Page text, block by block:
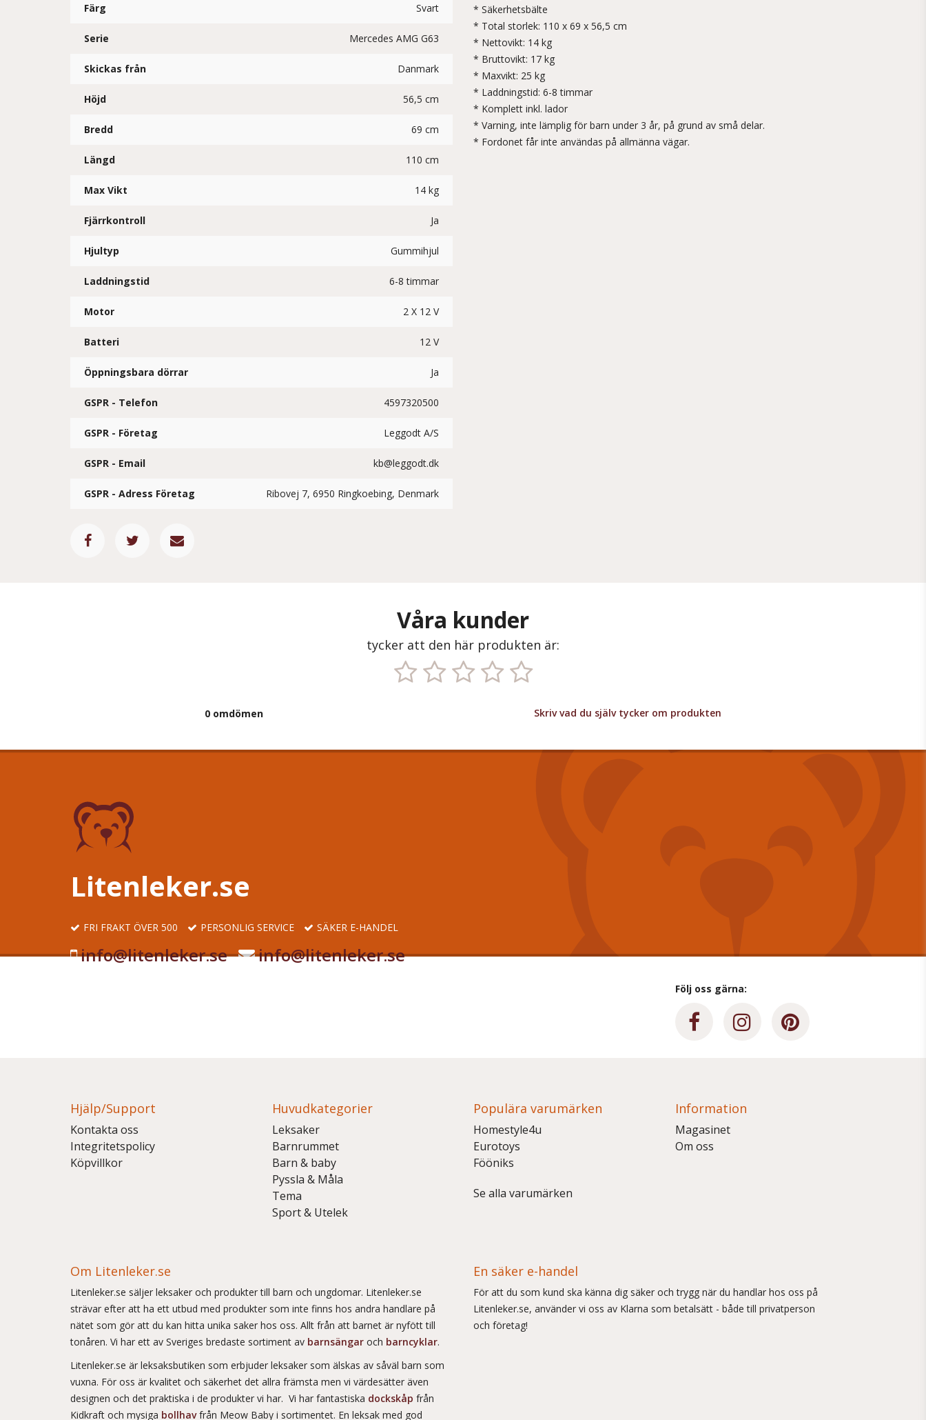
Färg Svart
Serie Mercedes AMG G63
Skickas från Danmark
Höjd 56,5 cm
Bredd 69 cm
Längd 110 cm
Max Vikt 14 kg
Fjärrkontroll Ja
Hjultyp Gummihjul
Laddningstid 6-8 timmar
Motor 2 X 12 V
Batteri 12 V
Öppningsbara dörrar Ja
GSPR - Telefon 4597320500
GSPR - Företag Leggodt A/S
GSPR - Email kb@leggodt.dk
GSPR - Adress Företag Ribovej 7, 6950 Ringkoebing, Denmark
* Säkerhetsbälte
* Total storlek: 110 x 69 x 56,5 cm
* Nettovikt: 14 kg
* Bruttovikt: 17 kg
* Maxvikt: 25 kg
* Laddningstid: 6-8 timmar
* Komplett inkl. lador
* Varning, inte lämplig för barn under 3 år, på grund av små delar.
* Fordonet får inte användas på allmänna vägar.
Våra kunder
tycker att den här produkten är:
0 omdömen Skriv vad du själv tycker om produkten
Litenleker.se
FRI FRAKT ÖVER 500 PERSONLIG SERVICE SÄKER E-HANDEL
info@litenleker.se info@litenleker.se
Följ oss gärna:
Hjälp/Support
Kontakta oss
Integritetspolicy
Köpvillkor
Huvudkategorier
Leksaker
Barnrummet
Barn & baby
Pyssla & Måla
Tema
Sport & Utelek
Populära varumärken
Homestyle4u
Eurotoys
Fööniks
Se alla varumärken
Information
Magasinet
Om oss
Om Litenleker.se
Litenleker.se säljer leksaker och produkter till barn och ungdomar. Litenleker.se
strävar efter att ha ett utbud med produkter som inte finns hos andra handlare på
nätet som gör att du kan hitta unika saker hos oss. Allt från att barnet är nyfött till
tonåren. Vi har ett av Sveriges bredaste sortiment av barnsängar och barncyklar.
Litenleker.se är leksaksbutiken som erbjuder leksaker som älskas av såväl barn som
vuxna. För oss är kvalitet och säkerhet det allra främsta men vi värdesätter även
designen och det praktiska i de produkter vi har. Vi har fantastiska dockskåp från
Kidkraft och mysiga bollhavfrån Meow Baby i sortimentet. En leksak med god
En säker e-handel
För att du som kund ska känna dig säker och trygg när du handlar hos oss på
Litenleker.se, använder vi oss av Klarna som betalsätt - både till privatperson
och företag!